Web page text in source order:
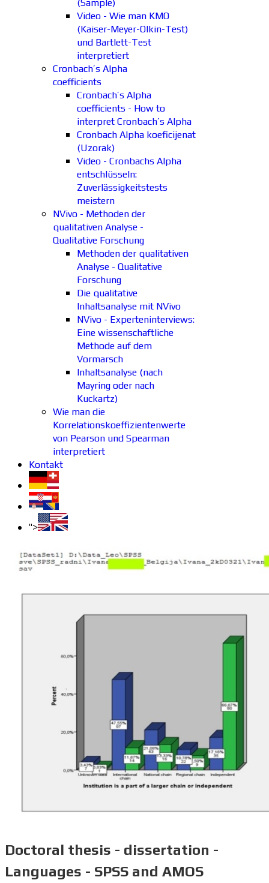
(Sample)
Video - Wie man KMO
(Kaiser-Meyer-Olkin-Test)
und Bartlett-Test
interpretiert
Cronbach’s Alpha
coefficients
Cronbach’s Alpha
coefficients - How to
interpret Cronbach’s Alpha
Cronbach Alpha koeficijenat
(Uzorak)
Video - Cronbachs Alpha
entschlüsseln:
Zuverlässigkeitstests
meistern
NVivo - Methoden der
qualitativen Analyse -
Qualitative Forschung
Methoden der qualitativen
Analyse - Qualitative
Forschung
Die qualitative
Inhaltsanalyse mit NVivo
NVivo - Experteninterviews:
Eine wissenschaftliche
Methode auf dem
Vormarsch
Inhaltsanalyse (nach
Mayring oder nach
Kuckartz)
Wie man die
Korrelationskoeffizientenwerte
von Pearson und Spearman
interpretiert
Kontakt
">
Doctoral thesis - dissertation -
Languages - SPSS and AMOS